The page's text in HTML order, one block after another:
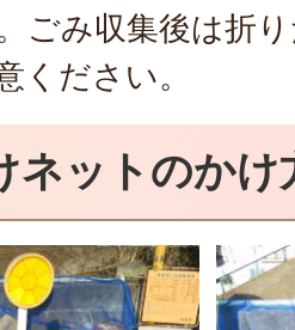
ごみ収集後は折
ください。
ネットのかけ